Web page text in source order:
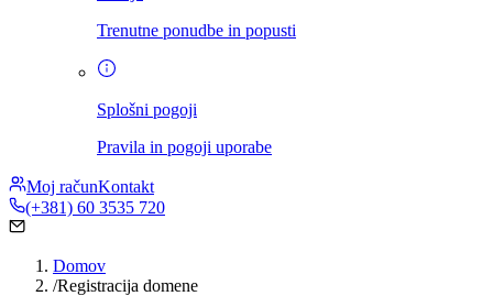
Trenutne ponudbe in popusti
Splošni pogoji
Pravila in pogoji uporabe
Moj računKontakt
(+381) 60 3535 720
Domov
/Registracija domene